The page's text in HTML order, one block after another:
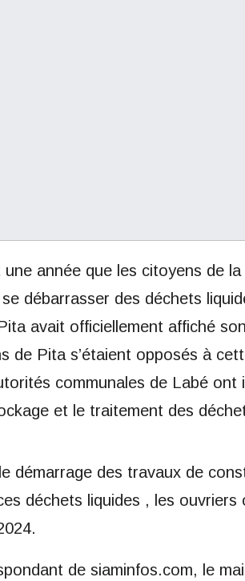
année que les citoyens de la
débarrasser des déchets
avait officiellement affiché
de Pita s’étaient opposés à
communales de Labé ont
et le traitement des
démarrage des travaux de
déchets liquides , les
de siaminfos.com, le